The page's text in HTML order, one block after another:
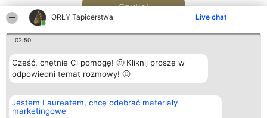
ORŁY Tapicerstwa Live chat
02:50
Cześć, chętnie Ci pomogę! 🙂 Kliknij proszę w
odpowiedni temat rozmowy! 🙂
Jestem Laureatem, chcę odebrać materiały
marketingowe
Szukaj
Organizator plebiscytu
Bright Side Solutions sp. z o.
o. sp. k.
Plebiscyt
Laureaci
Kontakt
Kontakt